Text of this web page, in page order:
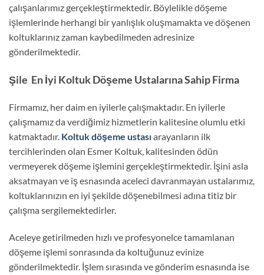
çalışanlarımız gerçekleştirmektedir. Böylelikle döşeme
işlemlerinde herhangi bir yanlışlık oluşmamakta ve döşenen
koltuklarınız zaman kaybedilmeden adresinize
gönderilmektedir.
Şile En İyi Koltuk Döşeme Ustalarına Sahip Firma
Firmamız, her daim en iyilerle çalışmaktadır. En iyilerle
çalışmamız da verdiğimiz hizmetlerin kalitesine olumlu etki
katmaktadır. Koltuk döşeme ustasıarayanların ilk
tercihlerinden olan Esmer Koltuk, kalitesinden ödün
vermeyerek döşeme işlemini gerçekleştirmektedir. İşini asla
aksatmayan ve iş esnasında aceleci davranmayan ustalarımız,
koltuklarınızın en iyi şekilde döşenebilmesi adına titiz bir
çalışma sergilemektedirler.
Aceleye getirilmeden hızlı ve profesyonelce tamamlanan
döşeme işlemi sonrasında da koltuğunuz evinize
gönderilmektedir. İşlem sırasında ve gönderim esnasında ise